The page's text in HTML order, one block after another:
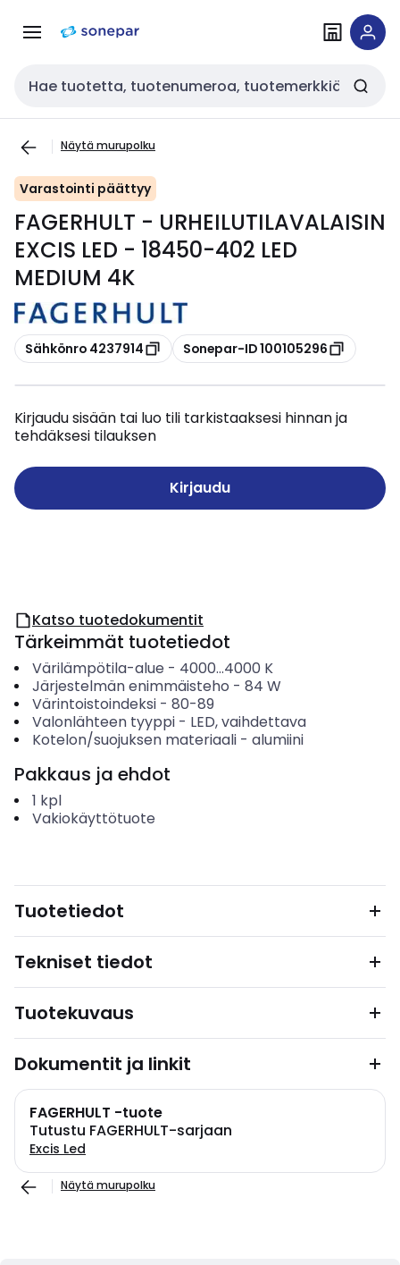
navigointiinsisältöön
Haku
Näytä murupolku
Varastointi päättyy
FAGERHULT - URHEILUTILAVALAISIN
EXCIS LED - 18450-402 LED
MEDIUM 4K
Kopioi
Sähkönro 4237914 Kopioi
Sonepar-ID 100105296
Kirjaudu sisään tai luo tili tarkistaaksesi hinnan ja
tehdäksesi tilauksen
Kirjaudu
Katso tuotedokumentit
Tärkeimmät tuotetiedot
Värilämpötila-alue - 4000...4000 K
Järjestelmän enimmäisteho - 84 W
Värintoistoindeksi- 80-89
Valonlähteen tyyppi- LED, vaihdettava
Kotelon/suojuksen materiaali- alumiini
Pakkaus ja ehdot
1 kpl
Vakiokäyttötuote
Tuotetiedot
Tekniset tiedot
Tuotekuvaus
Dokumentit ja linkit
FAGERHULT -tuote
Tutustu FAGERHULT-sarjaan
Excis Led
Näytä murupolku